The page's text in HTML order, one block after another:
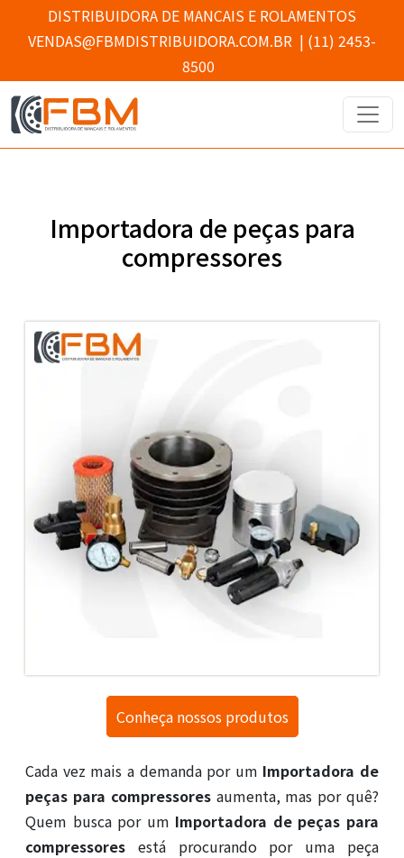
DISTRIBUIDORA DE MANCAIS E ROLAMENTOS
VENDAS@FBMDISTRIBUIDORA.COM.BR | (11) 2453-
8500
Importadora de peças para
compressores
Cada vez mais a demanda por um Importadora de
peças para compressoresaumenta, mas por quê?
Quem busca por um Importadora de peças para
compressores está procurando por uma peça
Conheça nossos produtos